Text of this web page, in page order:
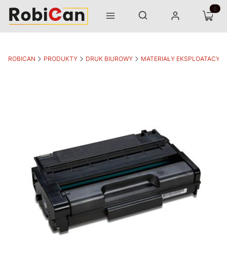
Menu Otwórz wyszukiwarkę
Szukaj Zaloguj się Koszyk
ROBICAN PRODUKTY DRUK BIUROWY MATERIAŁY